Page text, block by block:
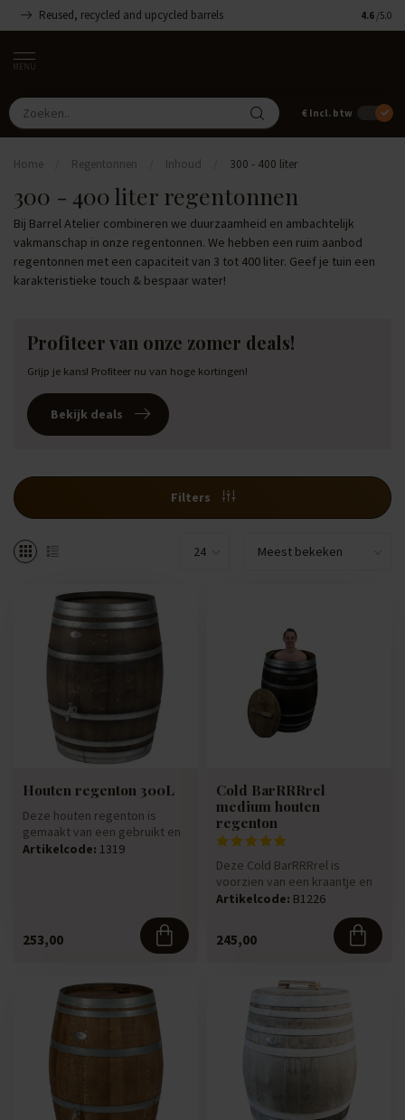
Reused, recycled and upcycled barrels 4.6 /5.0
MENU
€ Incl. btw
Home Regentonnen Inhoud 300 - 400 liter
300 - 400 liter regentonnen
Bij Barrel Atelier combineren we duurzaamheid en ambachtelijk
vakmanschap in onze regentonnen. We hebben een ruim aanbod
regentonnen met een capaciteit van 3 tot 400 liter. Geef je tuin een
karakteristieke touch & bespaar water!
Profiteer van onze zomer deals!
Grijp je kans! Profiteer nu van hoge kortingen!
Bekijk deals
Filters
Houten regenton 300L
Deze houten regenton is
gemaakt van een gebruikt en
authentiek 300 liter dikwand...
Artikelcode: 1319
253,00
Cold BarRRRrel
medium houten
regenton
Deze Cold BarRRRrel is
voorzien van een kraantje en
een deksel met handvat. Zo
Artikelcode: B1226
245,00